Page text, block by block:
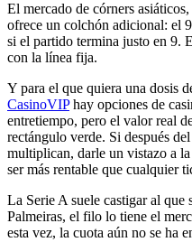
El mercado de córners
ofrece un colchón adicional: el
si el partido termina justo en 9.
con la línea fija.
Y para el que quiera una dosis
CasinoVIPhay opciones de
entretiempo, pero el valor real
rectángulo verde. Si después
multiplican, darle un vistazo a
ser más rentable que cualquier
La Serie A suele castigar al
Palmeiras, el filo lo tiene el
esta vez, la cuota aún no se ha